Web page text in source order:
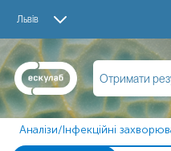
Львів
Отримати
Аналізи/Інфекційні